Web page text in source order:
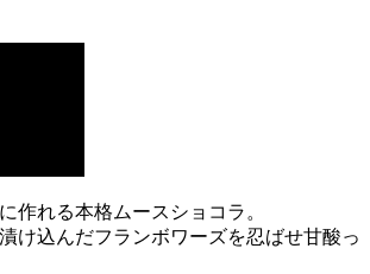
作れる本格ムースショコラ。
け込んだフランボワーズを忍ばせ甘酸っ